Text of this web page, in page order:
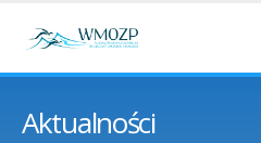
Aktualności